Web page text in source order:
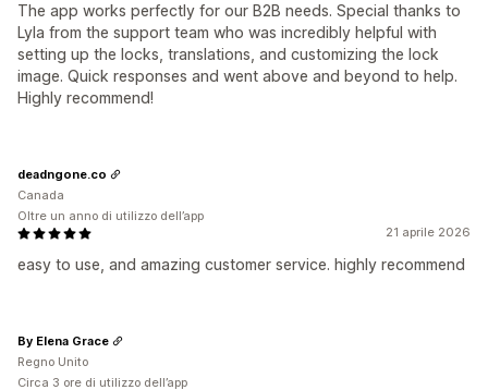
The app works perfectly for our B2B needs. Special thanks to
Lyla from the support team who was incredibly helpful with
setting up the locks, translations, and customizing the lock
image. Quick responses and went above and beyond to help.
Highly recommend!
21 aprile 2026
easy to use, and amazing customer service. highly recommend
deadngone.co
Canada
Oltre un anno di utilizzo dell’app
By Elena Grace
Regno Unito
Circa 3 ore di utilizzo dell’app